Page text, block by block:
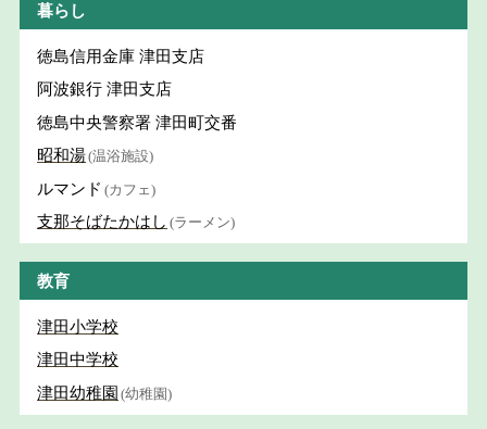
暮らし
徳島信用金庫 津田支店
阿波銀行 津田支店
徳島中央警察署 津田町交番
昭和湯(温浴施設)
ルマンド (カフェ)
支那そばたかはし (ラーメン)
教育
津田小学校
津田中学校
津田幼稚園 (幼稚園)